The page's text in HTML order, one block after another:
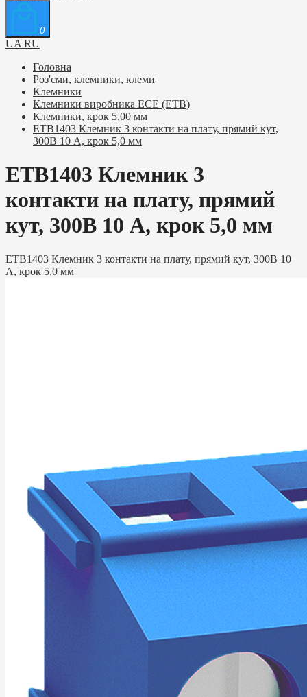
0
UA RU
Головна
Роз'єми, клемники, клеми
Клемники
Клемники виробника ЕСЕ (ETB)
Клемники, крок 5,00 мм
ETB1403 Клемник 3 контакти на плату, прямий кут,
300В 10 А, крок 5,0 мм
ETB1403 Клемник 3
контакти на плату, прямий
кут, 300В 10 А, крок 5,0 мм
ETB1403 Клемник 3 контакти на плату, прямий кут, 300В 10
А, крок 5,0 мм